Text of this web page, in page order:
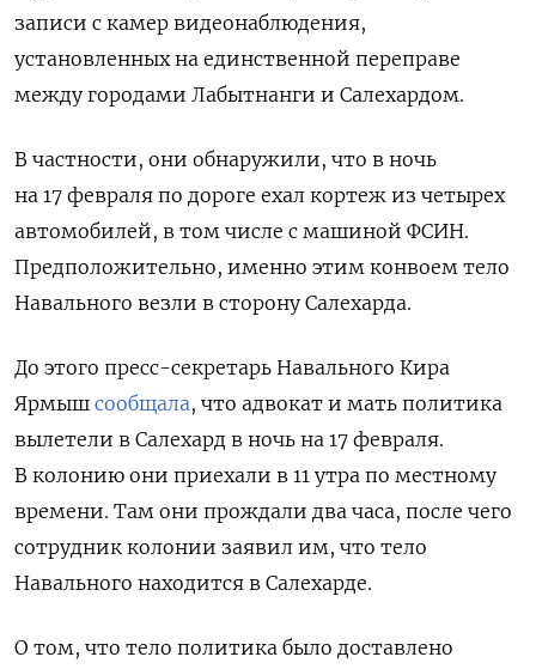
записи с камер видеонаблюдения,
установленных на единственной переправе
между городами Лабытнанги и Салехардом.
В частности, они обнаружили, что в ночь
на 17 февраля по дороге ехал кортеж из четырех
автомобилей, в том числе с машиной ФСИН.
Предположительно, именно этим конвоем тело
Навального везли в сторону Салехарда.
До этого пресс-секретарь Навального Кира
Ярмыш сообщала, что адвокат и мать политика
вылетели в Салехард в ночь на 17 февраля.
В колонию они приехали в 11 утра по местному
времени. Там они прождали два часа, после чего
сотрудник колонии заявил им, что тело
Навального находится в Салехарде.
О том, что тело политика было доставлено